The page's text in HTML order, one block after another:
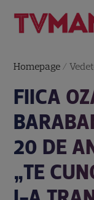
Homepage /
FIICA
20 DE
„TE